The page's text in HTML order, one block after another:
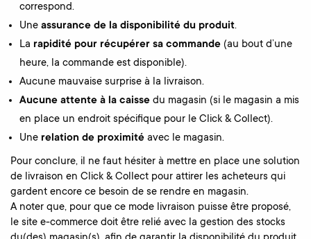
correspond.
Une assurance de la disponibilité du produit.
La rapidité pour récupérer sa commande(au bout d’une
heure, la commande est disponible).
Aucune mauvaise surprise à la livraison.
Aucune attente à la caissedu magasin (si le magasin a mis
en place un endroit spécifique pour le Click & Collect).
Une relation de proximitéavec le magasin.
Pour conclure, il ne faut hésiter à mettre en place une solution
de livraison en Click & Collect pour attirer les acheteurs qui
gardent encore ce besoin de se rendre en magasin.
A noter que, pour que ce mode livraison puisse être proposé,
le site e-commerce doit être relié avec la gestion des stocks